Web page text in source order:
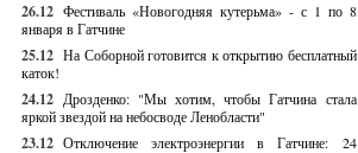
26.12 Фестиваль «Новогодняя кутерьма» - с 1 по 8
января в Гатчине
25.12 На Соборной готовится к открытию бесплатный
каток!
24.12 Дрозденко: "Мы хотим, чтобы Гатчина стала
яркой звездой на небосводе Ленобласти"
23.12 Отключение электроэнергии в Гатчине: 24